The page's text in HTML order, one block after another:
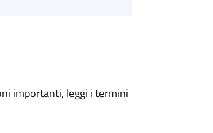
importanti, leggi i termini